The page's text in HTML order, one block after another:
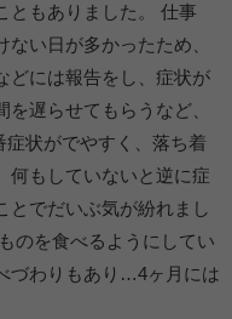
ともありました。 仕事
い日が多かったため、
どには報告をし、症状が
遅らせてもらうなど、
状がでやすく、落ち着
何もしていないと逆に症
とでだいぶ気が紛れまし
のを食べるようにしてい
づわりもあり…4ヶ月には